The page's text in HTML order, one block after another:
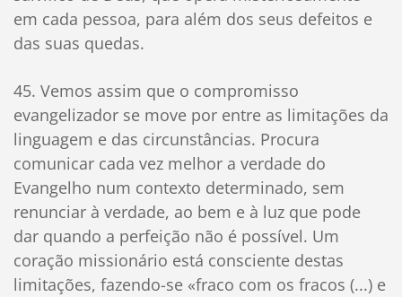
em cada pessoa, para além dos seus defeitos e
das suas quedas.
45. Vemos assim que o compromisso
evangelizador se move por entre as limitações da
linguagem e das circunstâncias. Procura
comunicar cada vez melhor a verdade do
Evangelho num contexto determinado, sem
renunciar à verdade, ao bem e à luz que pode
dar quando a perfeição não é possível. Um
coração missionário está consciente destas
limitações, fazendo-se «fraco com os fracos (...) e